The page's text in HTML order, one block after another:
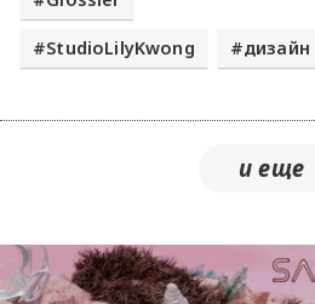
StudioLilyKwong дизайн